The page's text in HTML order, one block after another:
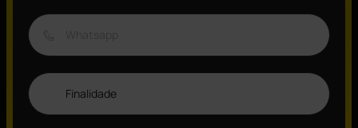
Visão Geral
13754
Conjunto Comercial/sala